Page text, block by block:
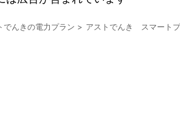
でんきの電力プラン > アストでんき スマート